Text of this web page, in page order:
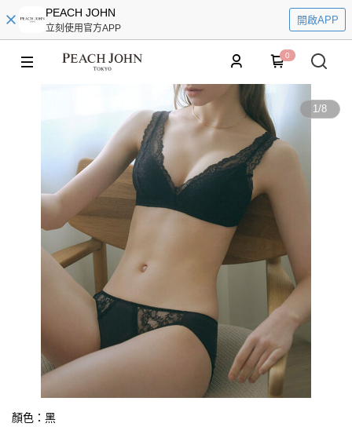
PEACH JOHN
立刻使用官方APP
開啟APP
0
1/8
顏色：黑